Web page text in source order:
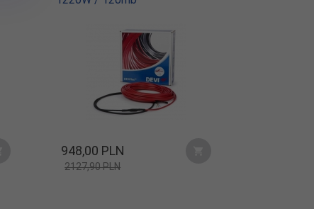
948,00 PLN
2127,90 PLN